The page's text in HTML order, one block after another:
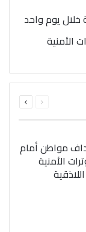
الأمنية
الصفحةالصفحة
مواطن أمام
الأمنية